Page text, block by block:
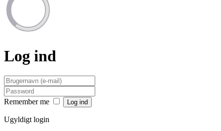
Log ind
Remember me
Ugyldigt login